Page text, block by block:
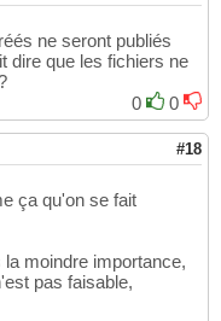
ne seront publiés
dire que les fichiers ne
0
0
#18
ça qu'on se fait
moindre importance,
pas faisable,